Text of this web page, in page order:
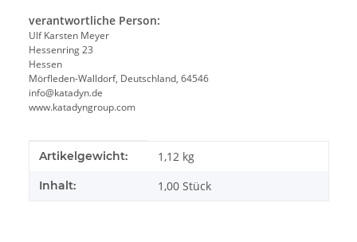
verantwortliche Person:
Ulf Karsten Meyer
Hessenring 23
Hessen
Mörfleden-Walldorf, Deutschland, 64546
info@katadyn.de
www.katadyngroup.com
Produkteigenschaft
Wert
Artikelgewicht: 1,12 kg
Inhalt: 1,00 Stück